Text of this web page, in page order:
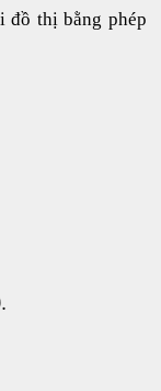
đồ thị bằng phép